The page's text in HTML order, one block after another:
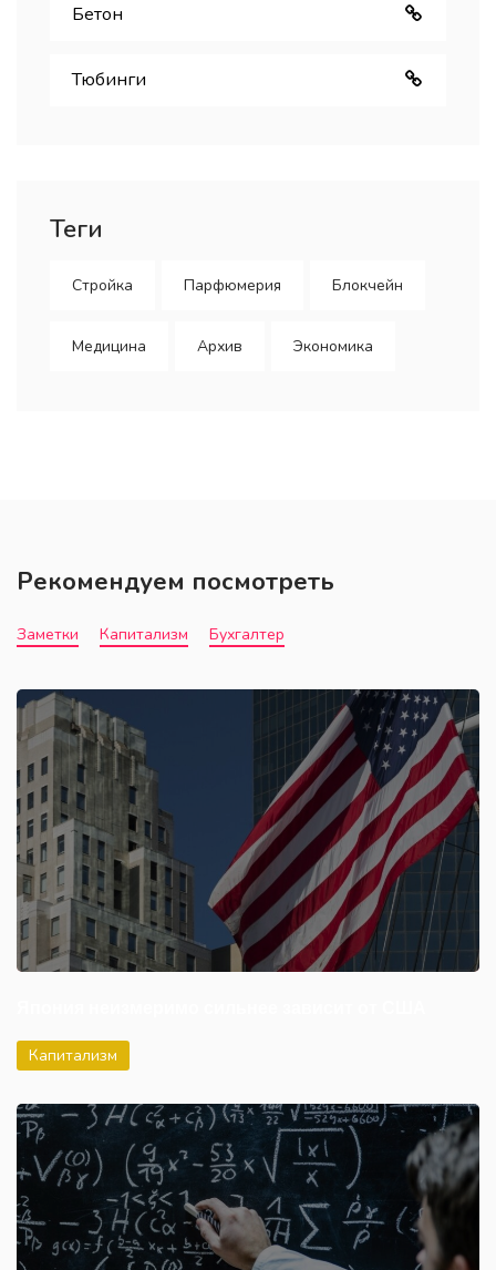
Бетон
Тюбинги
Теги
Стройка Парфюмерия Блокчейн
Медицина Архив Экономика
Рекомендуем посмотреть
Заметки Капитализм Бухгалтер
Капитализм